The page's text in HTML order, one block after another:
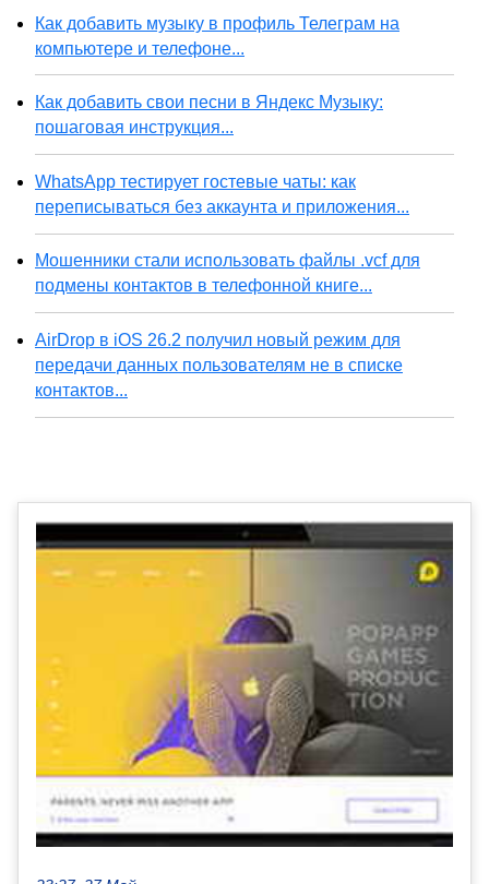
Как добавить музыку в профиль Телеграм на
компьютере и телефоне...
Как добавить свои песни в Яндекс Музыку:
пошаговая инструкция...
WhatsApp тестирует гостевые чаты: как
переписываться без аккаунта и приложения...
Мошенники стали использовать файлы .vcf для
подмены контактов в телефонной книге...
AirDrop в iOS 26.2 получил новый режим для
передачи данных пользователям не в списке
контактов...